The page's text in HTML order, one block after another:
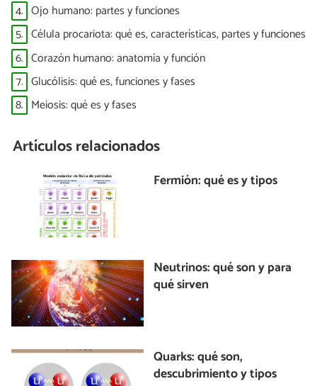
4. Ojo humano: partes y funciones
5. Célula procariota: qué es, características, partes y funciones
6. Corazón humano: anatomía y función
7. Glucólisis: qué es, funciones y fases
8. Meiosis: qué es y fases
Artículos relacionados
Fermión: qué es y tipos
Neutrinos: qué son y para
qué sirven
Quarks: qué son,
descubrimiento y tipos